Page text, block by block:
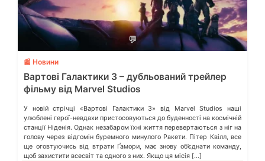
💬
📰 Новини
Вартові Галактики 3 – дубльований трейлер
фільму від Marvel Studios
У новій стрічці «Вартові Галактики 3» від Marvel Studios наші
улюблені герої-невдахи пристосовуються до буденності на космічній
станції Ніденія. Однак незабаром їхні життя перевертаються з ніг на
голову через відгомін буремного минулого Ракети. Пітер Квілл, все
ще оговтуючись від втрати Ґамори, має знову об’єднати команду,
щоб захистити всесвіт та одного з них. Якщо ця місія […]